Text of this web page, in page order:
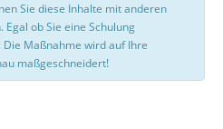
Sie diese Inhalte mit anderen
ob Sie eine Schulung
Maßnahme wird auf Ihre
maßgeschneidert!